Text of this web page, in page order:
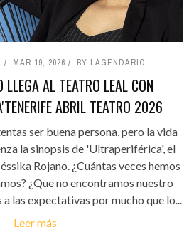
MAR 19, 2026 BY LAGENDARIO
LLEGA AL TEATRO LEAL CON
ABRIL TEATRO 2026
ser buena persona, pero la vida
la sinopsis de 'Ultraperiférica', el
Rojano. ¿Cuántas veces hemos
¿Que no encontramos nuestro
las expectativas por mucho que lo...
Leer más